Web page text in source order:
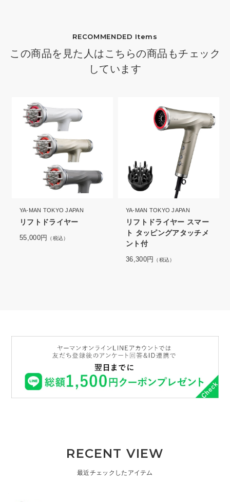
RECOMMENDED Items
この商品を見た人はこちらの商品もチェック
しています
YA-MAN TOKYO JAPAN
リフトドライヤー
55,000円 （税込）
YA-MAN TOKYO JAPAN
リフトドライヤー スマー
ト タッピングアタッチメ
ント付
36,300円 （税込）
RECENT VIEW
最近チェックしたアイテム